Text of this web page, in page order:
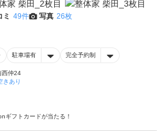
ミ 49件 写真 26枚
駐車場有 完全予約制
西仲24
きあり
ギフトカードが当たる！